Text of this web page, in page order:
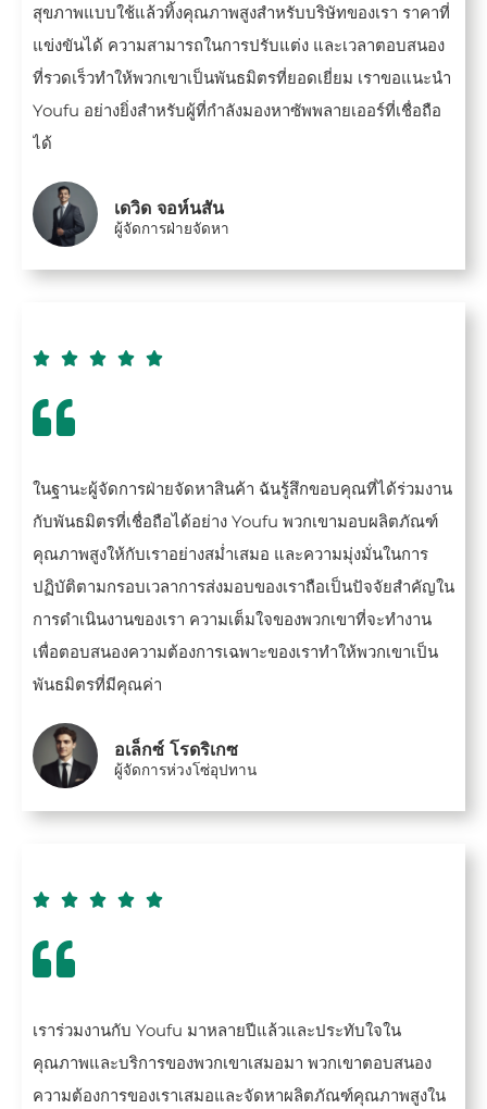
สุขภาพแบบใช้แล้วทิ้งคุณภาพสูงสำหรับบริษัทของเรา ราคาที่
แข่งขันได้ ความสามารถในการปรับแต่ง และเวลาตอบสนอง
ที่รวดเร็วทำให้พวกเขาเป็นพันธมิตรที่ยอดเยี่ยม เราขอแนะนำ
Youfu อย่างยิ่งสำหรับผู้ที่กำลังมองหาซัพพลายเออร์ที่เชื่อถือ
ได้
เดวิด จอห์นสัน
ผู้จัดการฝ่ายจัดหา
    
ในฐานะผู้จัดการฝ่ายจัดหาสินค้า ฉันรู้สึกขอบคุณที่ได้ร่วมงาน
กับพันธมิตรที่เชื่อถือได้อย่าง Youfu พวกเขามอบผลิตภัณฑ์
คุณภาพสูงให้กับเราอย่างสม่ำเสมอ และความมุ่งมั่นในการ
ปฏิบัติตามกรอบเวลาการส่งมอบของเราถือเป็นปัจจัยสำคัญใน
การดำเนินงานของเรา ความเต็มใจของพวกเขาที่จะทำงาน
เพื่อตอบสนองความต้องการเฉพาะของเราทำให้พวกเขาเป็น
พันธมิตรที่มีคุณค่า
อเล็กซ์ โรดริเกซ
ผู้จัดการห่วงโซ่อุปทาน
    
เราร่วมงานกับ Youfu มาหลายปีแล้วและประทับใจใน
คุณภาพและบริการของพวกเขาเสมอมา พวกเขาตอบสนอง
ความต้องการของเราเสมอและจัดหาผลิตภัณฑ์คุณภาพสูงใน